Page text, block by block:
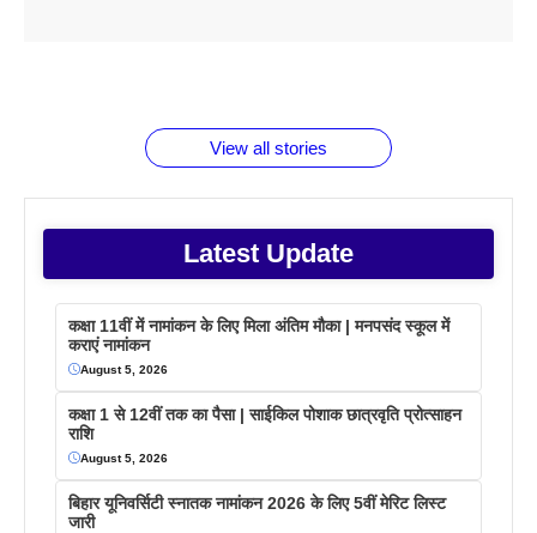
View all stories
Latest Update
कक्षा 11वीं में नामांकन के लिए मिला अंतिम मौका | मनपसंद स्कूल में
कराएं नामांकन
August 5, 2026
कक्षा 1 से 12वीं तक का पैसा | साईकिल पोशाक छात्रवृति प्रोत्साहन
राशि
August 5, 2026
बिहार यूनिवर्सिटी स्नातक नामांकन 2026 के लिए 5वीं मेरिट लिस्ट
जारी